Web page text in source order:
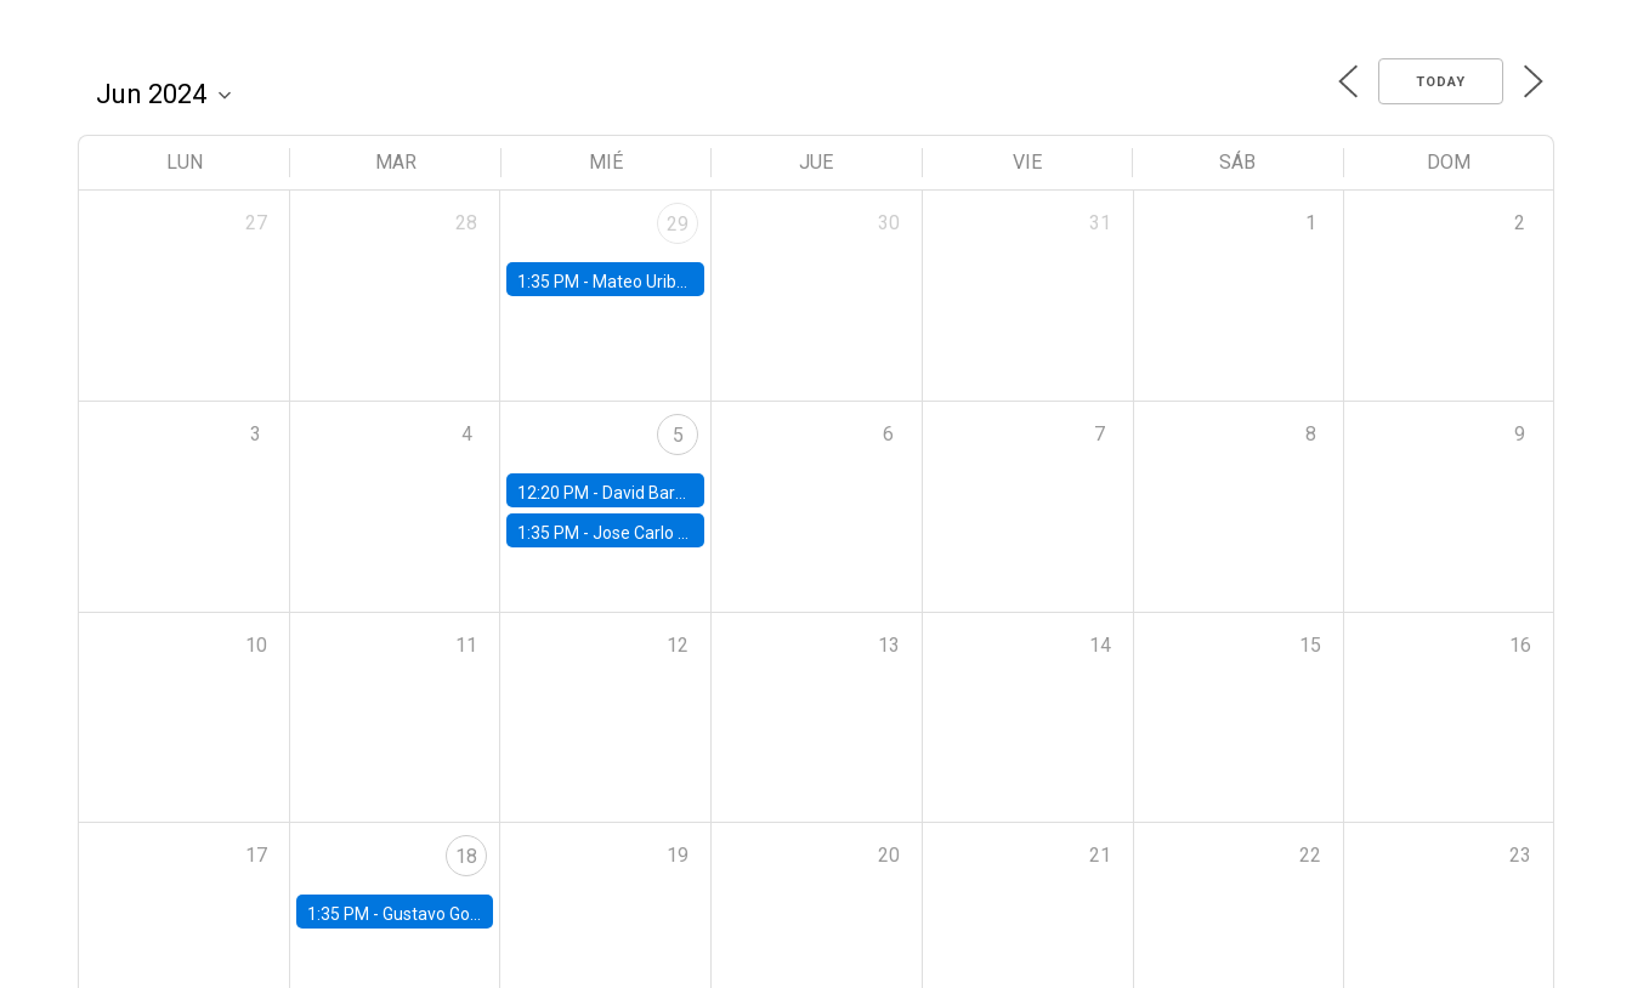
TODAY
LUN MAR MIÉ JUE VIE SÁB DOM
27 28 29
1:35 PM - Mateo Uribe-Castro, Universidad de los Andes (Colombia)
30 31 1 2
3 4 5
12:20 PM - David Bardey, Universidad de los Andes - CEDE
1:35 PM -Jose Carlo Bermudez, UC (ME) & World Bank
6 7 8 9
10 11 12 13 14 15 16
17 18
1:35 PM - Gustavo González, Banco Central de Chile
19 20 21 22 23